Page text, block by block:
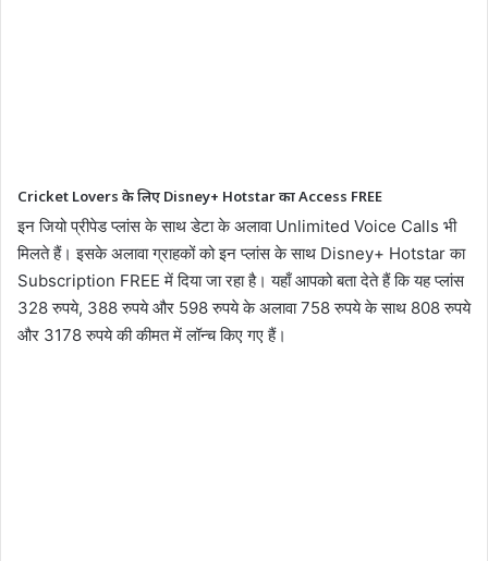
Cricket Lovers के लिए Disney+ Hotstar का Access FREE
इन जियो प्रीपेड प्लांस के साथ डेटा के अलावा Unlimited Voice Calls भी
मिलते हैं। इसके अलावा ग्राहकों को इन प्लांस के साथ Disney+ Hotstar का
Subscription FREE में दिया जा रहा है। यहाँ आपको बता देते हैं कि यह प्लांस
328 रुपये, 388 रुपये और 598 रुपये के अलावा 758 रुपये के साथ 808 रुपये
और 3178 रुपये की कीमत में लॉन्च किए गए हैं।